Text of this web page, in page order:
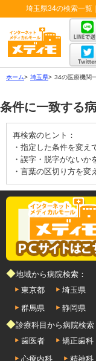
埼玉県34の検索一
ホーム> 埼玉県> 34の医療機関
条件に一致する
再検索のヒント：
・指定した条件を変え
・誤字・脱字がないか
・言葉の区切り方を変
◆地域から病院検索：
東京都
埼玉県
群馬県
静岡県
◆診療科目から病院検索
歯医者
矯正歯科
心療内科
精神科